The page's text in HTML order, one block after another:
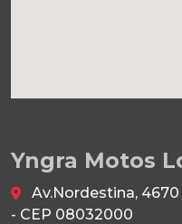
Yngra Motos
Av.Nordestina,
- CEP 08032000